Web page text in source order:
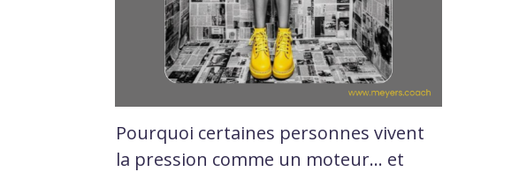
Pourquoi certaines personnes vivent
la pression comme un moteur… et